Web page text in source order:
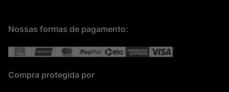
Nossas formas de pagamento:
Compra protegida por